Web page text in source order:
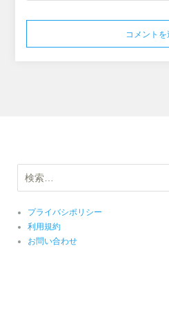
索:
プライバシポリシー
利用規約
お問い合わせ